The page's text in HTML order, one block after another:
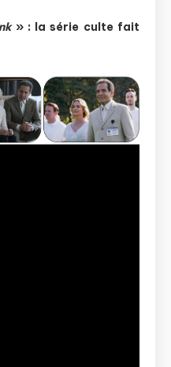
» : la série culte fait